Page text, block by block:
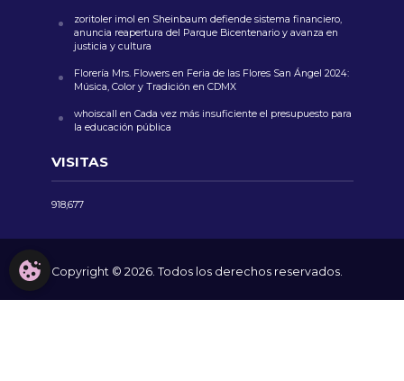
zoritoler imol en Sheinbaum defiende sistema financiero,
anuncia reapertura del Parque Bicentenario y avanza en
justicia y cultura
Florería Mrs. Flowersen Feria de las Flores San Ángel 2024:
Música, Color y Tradición en CDMX
whoiscall en Cada vez más insuficiente el presupuesto para
la educación pública
VISITAS
918,677
Copyright © 2026. Todos los derechos reservados.
CONFIGURACIÓN DE COOKIES